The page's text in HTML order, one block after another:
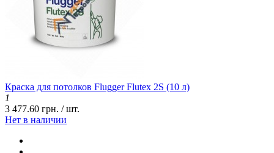
Краска для потолков Flugger Flutex 2S (10 л)
1
3 477.60 грн. / шт.
Нет в наличии